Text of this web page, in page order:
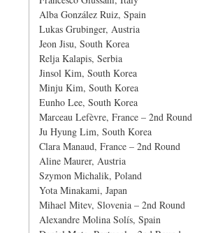
Alba González Ruiz, Spain
Lukas Grubinger, Austria
Jeon Jisu, South Korea
Relja Kalapis, Serbia
Jinsol Kim, South Korea
Minju Kim, South Korea
Eunho Lee, South Korea
Marceau Lefèvre, France – 2nd Round
Ju Hyung Lim, South Korea
Clara Manaud, France – 2nd Round
Aline Maurer, Austria
Szymon Michalik, Poland
Yota Minakami, Japan
Mihael Mitev, Slovenia – 2nd Round
Alexandre Molina Solís, Spain